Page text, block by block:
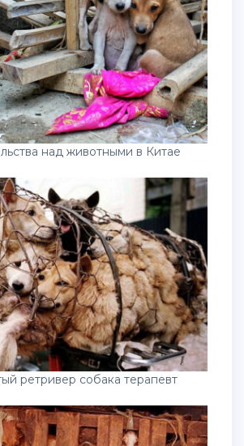
над животными в Китае
ретривер собака терапевт